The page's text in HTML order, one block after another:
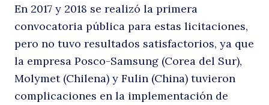
En 2017 y 2018 se realizó la primera
convocatoria pública para estas licitaciones,
pero no tuvo resultados satisfactorios, ya que
la empresa Posco-Samsung (Corea del Sur),
Molymet (Chilena) y Fulin (China) tuvieron
complicaciones en la implementación de